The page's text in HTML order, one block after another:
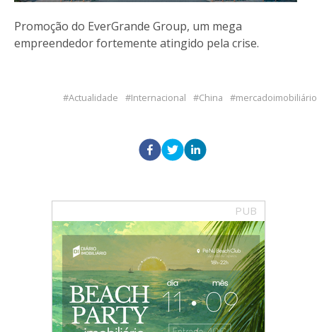
Promoção do EverGrande Group, um mega
empreendedor fortemente atingido pela crise.
Actualidade Internacional China mercadoimobiliário
PUB